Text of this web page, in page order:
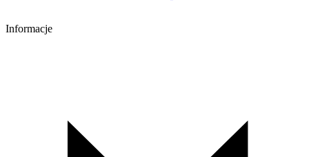
Informacje